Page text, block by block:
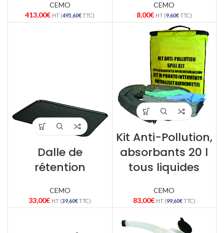
CEMO
413,00€ HT (495,60€TTC)
CEMO
8,00€ HT (9,60€TTC)
Dalle de
rétention
CEMO
33,00€ HT (39,60€TTC)
Kit Anti-Pollution,
absorbants 20 l
tous liquides
CEMO
83,00€ HT (99,60€TTC)